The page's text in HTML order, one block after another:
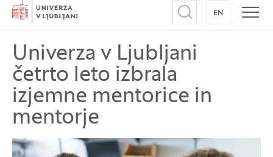
Domov
Odpri iskalnik
EN NA
Univerza v Ljubljani
četrto leto izbrala
izjemne mentorice in
mentorje